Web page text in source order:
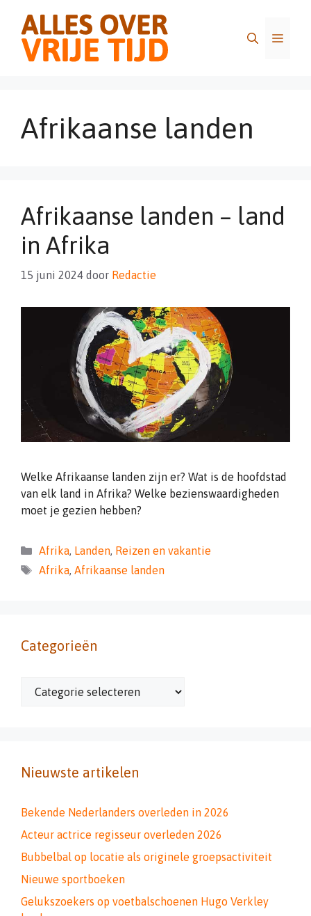
inhoud
Menu
Afrikaanse landen
Afrikaanse landen – land
in Afrika
15 juni 2024 door Redactie
Welke Afrikaanse landen zijn er? Wat is de hoofdstad
van elk land in Afrika? Welke bezienswaardigheden
moet je gezien hebben?
Categorieën
Afrika, Landen, Reizen en vakantie
Tags
Afrika, Afrikaanse landen
Categorieën
Categorieën
Nieuwste artikelen
Bekende Nederlanders overleden in 2026
Acteur actrice regisseur overleden 2026
Bubbelbal op locatie als originele groepsactiviteit
Nieuwe sportboeken
Gelukszoekers op voetbalschoenen Hugo Verkley